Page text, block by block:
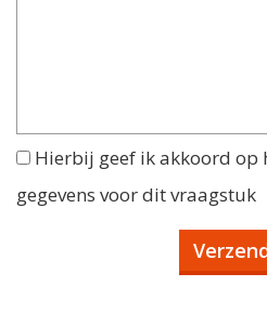
Hierbij geef ik akkoord op
gegevens voor dit vraagstuk